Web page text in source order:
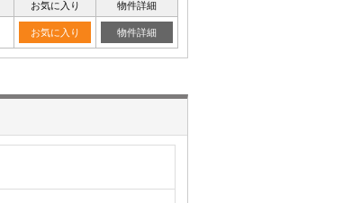
お気に入り 物件詳細
お気に入り 物件詳細